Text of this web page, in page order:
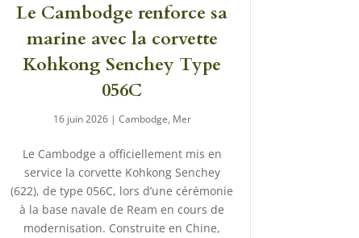
Le Cambodge renforce sa
marine avec la corvette
Kohkong Senchey Type
056C
16 juin 2026| Cambodge, Mer
Le Cambodge a officiellement mis en
service la corvette Kohkong Senchey
(622), de type 056C, lors d’une cérémonie
à la base navale de Ream en cours de
modernisation. Construite en Chine,